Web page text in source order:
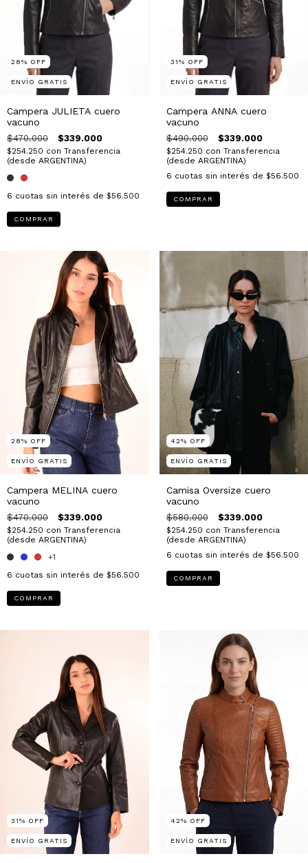
28% OFF
ENVÍO GRATIS
Campera JULIETA cuero
vacuno
$470.000 $339.000
$254.250 con Transferencia
(desde ARGENTINA)
6 cuotas sin interés de $56.500
COMPRAR
31% OFF
ENVÍO GRATIS
Campera ANNA cuero
vacuno
$490.000 $339.000
$254.250 con Transferencia
(desde ARGENTINA)
6 cuotas sin interés de $56.500
COMPRAR
28% OFF
ENVÍO GRATIS
Campera MELINA cuero
vacuno
$470.000 $339.000
$254.250 con Transferencia
(desde ARGENTINA)
+1
6 cuotas sin interés de $56.500
COMPRAR
42% OFF
ENVÍO GRATIS
Camisa Oversize cuero
vacuno
$580.000 $339.000
$254.250 con Transferencia
(desde ARGENTINA)
6 cuotas sin interés de $56.500
COMPRAR
31% OFF
ENVÍO GRATIS
42% OFF
ENVÍO GRATIS